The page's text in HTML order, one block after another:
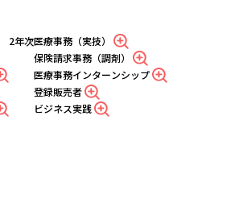
2年次医療事務（実技）
保険請求事務（調剤）
医療事務インターンシップ
登録販売者
ビジネス実践